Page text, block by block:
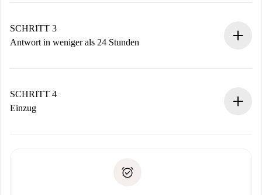
Denk daran, dass wir dich erst belasten, wenn der
Vermieter zustimmt.
SCHRITT 3
Antwort in weniger als 24 Stunden
stellen den Kontakt her.
Wenn der Vermieter ablehnen muss, entstehen keine
SCHRITT 4
Einzug